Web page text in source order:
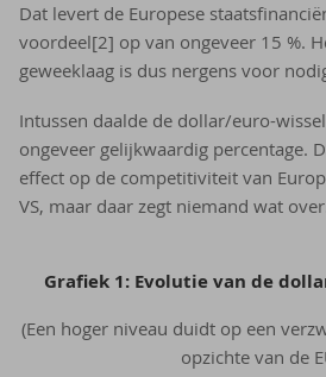
Dat levert de Europese
voordeel[2] op van ongeveer 15 %.
geweeklaag is dus nergens voor
Intussen daalde de dollar/euro-
ongeveer gelijkwaardig percentage.
effect op de competitiviteit van
VS, maar daar zegt niemand wat
Grafiek 1: Evolutie van de
(Een hoger niveau duidt op een
opzichte van de